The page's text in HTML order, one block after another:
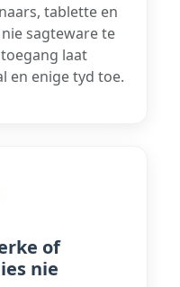
tablette en
sagteware te
laat
en enige tyd toe.
of
nie